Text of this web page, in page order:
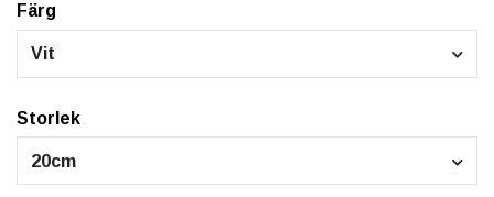
Färg
Vit
Storlek
20cm